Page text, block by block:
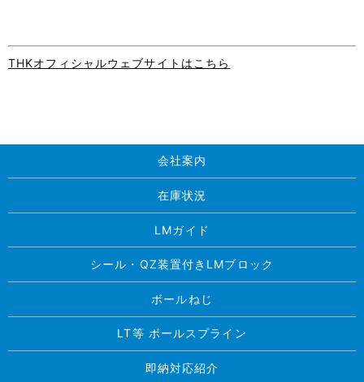
THKオフィシャルウェブサイトはこちら
会社案内
在庫状況
LMガイド
シール・QZ装置付きLMブロック
ボールねじ
LT等 ボールスプライン
即納対応紹介